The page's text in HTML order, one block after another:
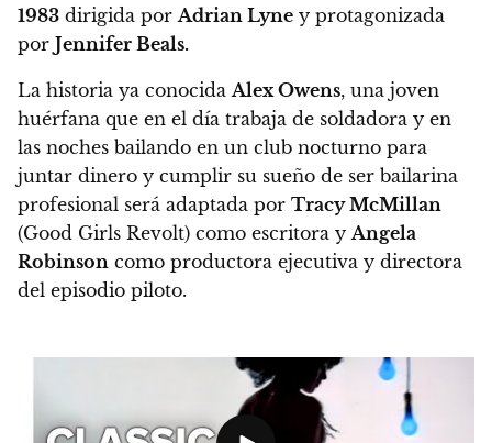
1983 dirigida porAdrian Lyne y protagonizada
por Jennifer Beals.
La historia ya conocidaAlex Owens, una joven
huérfana que en el día trabaja de soldadora y en
las noches bailando en un club nocturno para
juntar dinero y cumplir su sueño de ser bailarina
profesional será adaptada por Tracy McMillan
(Good Girls Revolt) como escritora yAngela
Robinson como productora ejecutiva y directora
del episodio piloto.